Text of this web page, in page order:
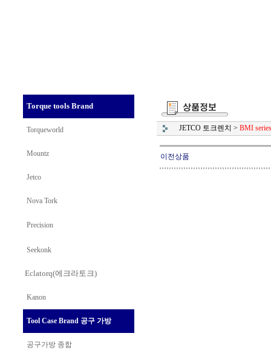
Torque tools Brand
Torqueworld
Mountz
Jetco
Nova Tork
Precision
Seekonk
Eclatorq(에크라토크)
Kanon
Tool Case Brand 공구 가방
공구가방 종합
JETCO 토크렌치 > BMI
이전상품